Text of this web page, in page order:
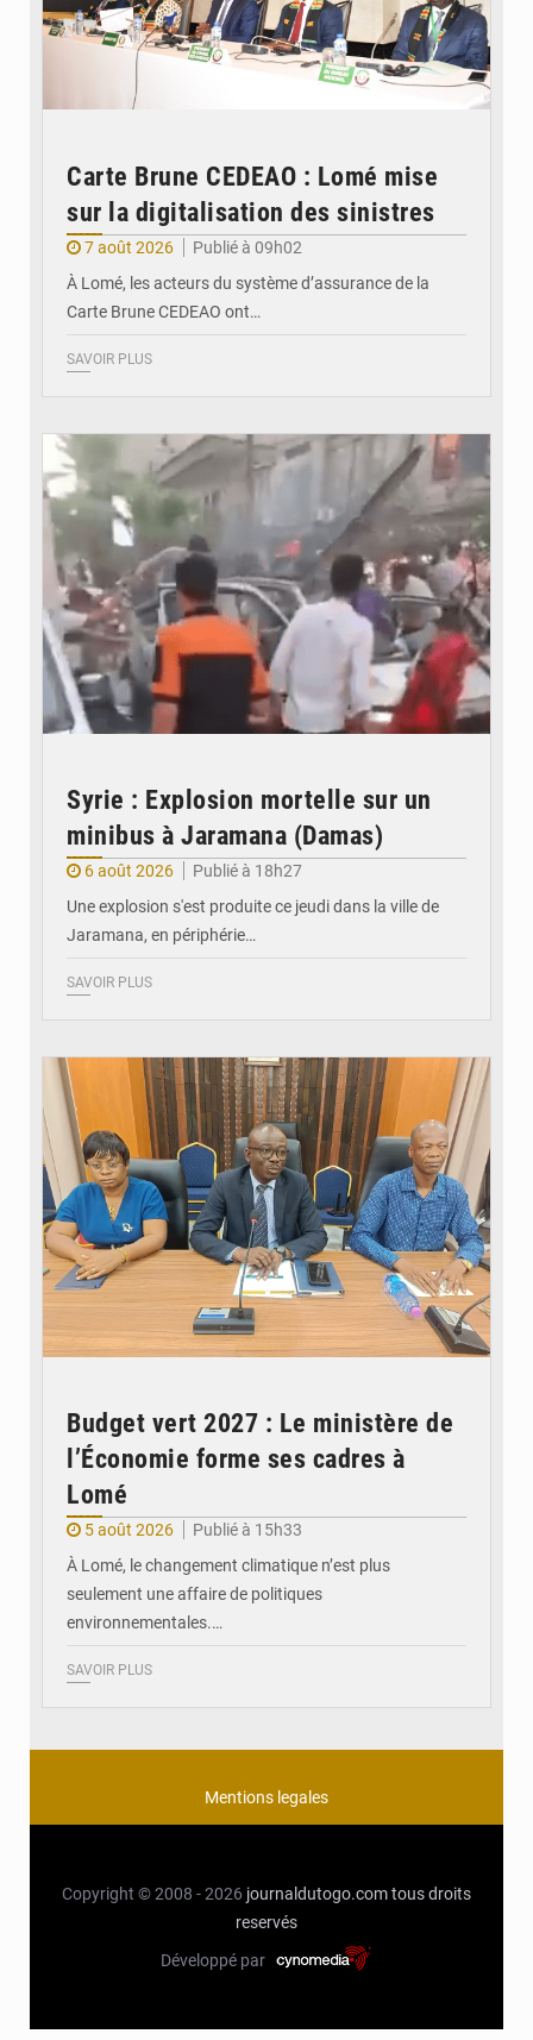
Carte Brune CEDEAO : Lomé mise
sur la digitalisation des sinistres
7 août 2026
Publié à 09h02
À Lomé, les acteurs du système d’assurance de la
Carte Brune CEDEAO ont…
SAVOIR PLUS
Syrie : Explosion mortelle sur un
minibus à Jaramana (Damas)
6 août 2026
Publié à 18h27
Une explosion s'est produite ce jeudi dans la ville de
Jaramana, en périphérie…
SAVOIR PLUS
Budget vert 2027 : Le ministère de
l’Économie forme ses cadres à
Lomé
5 août 2026
Publié à 15h33
À Lomé, le changement climatique n’est plus
seulement une affaire de politiques
environnementales.…
SAVOIR PLUS
Mentions legales
Copyright © 2008 - 2026 journaldutogo.comtous droits
reservés
Développé par